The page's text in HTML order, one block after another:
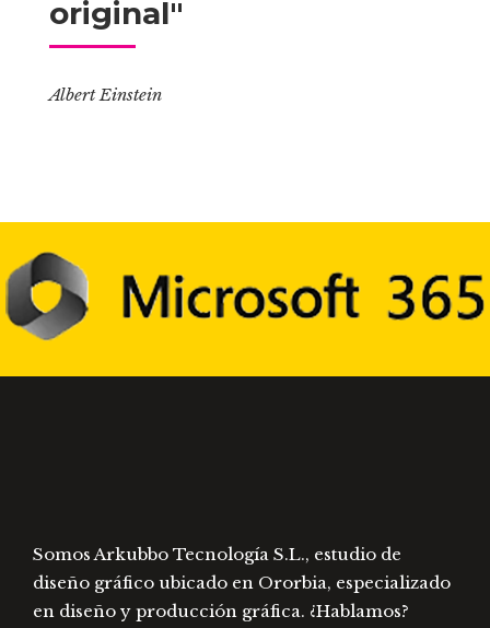
original"
Albert Einstein
Somos Arkubbo Tecnología S.L., estudio de
diseño gráfico ubicado en Ororbia, especializado
en diseño y producción gráfica. ¿Hablamos?